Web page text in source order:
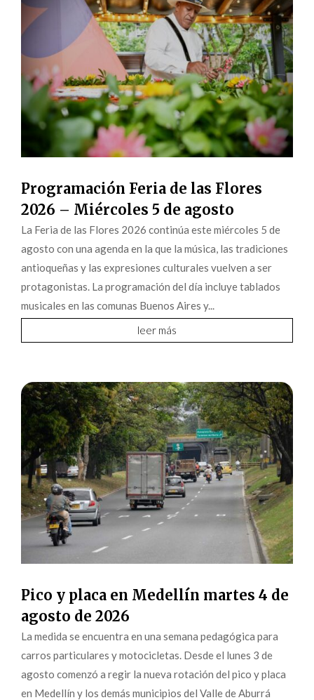
Programación Feria de las Flores
2026 – Miércoles 5 de agosto
La Feria de las Flores 2026 continúa este miércoles 5 de
agosto con una agenda en la que la música, las tradiciones
antioqueñas y las expresiones culturales vuelven a ser
protagonistas. La programación del día incluye tablados
musicales en las comunas Buenos Aires y...
leer más
Pico y placa en Medellín martes 4 de
agosto de 2026
La medida se encuentra en una semana pedagógica para
carros particulares y motocicletas. Desde el lunes 3 de
agosto comenzó a regir la nueva rotación del pico y placa
en Medellín y los demás municipios del Valle de Aburrá